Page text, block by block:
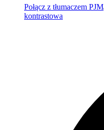
Połącz z tłumaczem PJM
kontrastowa